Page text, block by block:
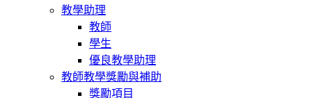
教學助理
教師
學生
優良教學助理
教師教學獎勵與補助
獎勵項目